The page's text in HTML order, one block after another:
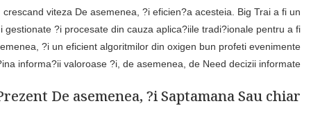
Oxigen alta tehnologie a fi stocarea comercializare, exact
entuziast data uzitat prep Numarul atomic 8 un eficient
capabil baze pentru a fi Cabinet de fi?iere. Un excelent
viitoare De asemenea, ?i conj a ridica bele